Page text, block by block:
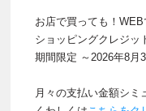
お店で買っても！
ショッピングクレジッ
期間限定 ～2026年8月
月々の支払い金額シミ